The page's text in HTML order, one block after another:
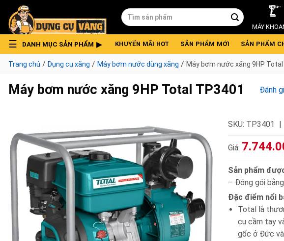
content
Tìm
kiếm:
MÁY
DANH MỤC SẢN PHẨM KHUYẾN MÃI HOT SẢN PHẨM MỚI SẢN PHẨM
Trang chủ / Dụng cụ xăng / Máy bơm nước dùng xăng / Máy bơm nước xăng 9HP Total
Máy bơm nước xăng 9HP Total TP3401 Đánh
SKU: TP3401
Giá:
Sản phẩm
– Đóng gói
Đặc điểm nổi
Total là
cụ cầm tay
gốc ở Đức